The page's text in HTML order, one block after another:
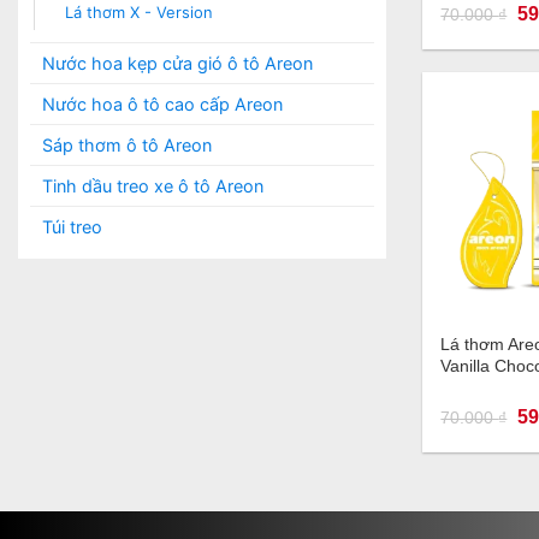
Lá thơm X - Version
Nước hoa kẹp cửa gió ô tô Areon
Nước hoa ô tô cao cấp Areon
Sáp thơm ô tô Areon
Tinh dầu treo xe ô tô Areon
Túi treo
70.000₫ Giá
Lá thơm
Vanilla
70.000₫ Giá